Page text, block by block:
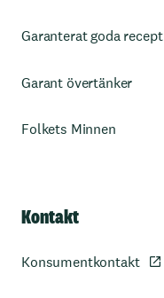
Garanterat goda recept
Garant övertänker
Folkets Minnen
Kontakt
Konsumentkontakt